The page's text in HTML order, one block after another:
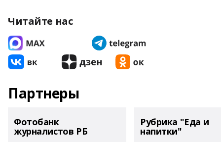
Читайте нас
Партнеры
Фотобанк
журналистов РБ
Рубрика "Еда и
напитки"